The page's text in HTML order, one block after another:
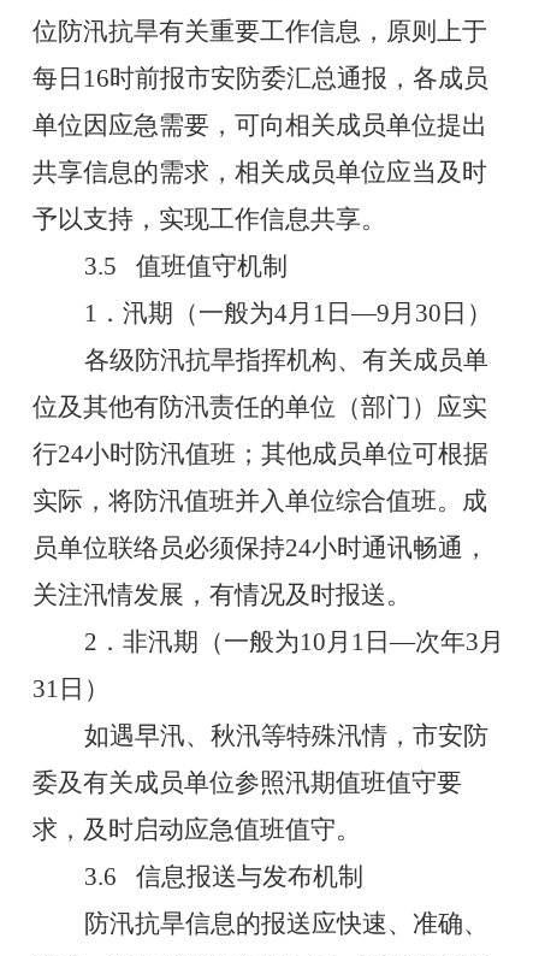
位防汛抗旱有关重要工作信息，原则上于
每日 16时前报市安防委汇总通报，各成员
单位因应急需要，可向相关成员单位提出
共享信息的需求，相关成员单位应当及时
予以支持，实现工作信息共享。
3.5
值班值守机制
1 ．汛期（一般为4月 1 日—9 月 30 日）
各级防汛抗旱指挥机构、有关成员单
位及其他有防汛责任的单位（部门）应实
行24小时防汛值班；其他成员单位可根据
实际，将防汛值班并入单位综合值班。成
员单位联络员必须保持24小时通讯畅通，
关注汛情发展，有情况及时报送。
2 ．非汛期（一般为10 月 1 日—次年3 月
31 日）
如遇早汛、秋汛等特殊汛情，市安防
委及有关成员单位参照汛期值班值守要
求，及时启动应急值班值守。
3.6
信息报送与发布机制
防汛抗旱信息的报送应快速、准确、